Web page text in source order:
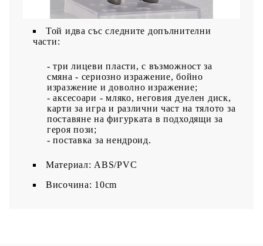
Monsters GX".
​Той идва със следните допълнителни
части:
- три лицеви пласти, с възможност за
смяна - сериозно изражение, бойно
изразжение и доволно изражение;
- аксесоари - мляко, неговия дуелен диск,
карти за игра и различни част на тялото за
поставяне на фигурката в подходящи за
героя пози;
- поставка за нендроид.
Материал: ABS/PVC
Височина: 10cm